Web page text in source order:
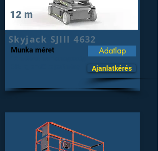
12 m
Skyjack SJIII 4632
Munka méret Adatlap
Ajanlatkérés